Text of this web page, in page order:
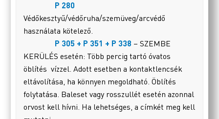
P 280
Védőkesztyű/védőruha/szemüveg/arcvédő
használata kötelező.
P 305 + P 351 + P 338 – SZEMBE
KERÜLÉS esetén: Több percig tartó óvatos
öblítés vízzel. Adott esetben a kontaktlencsék
eltávolítása, ha könnyen megoldható. Öblítés
folytatása. Baleset vagy rosszullét esetén azonnal
orvost kell hívni. Ha lehetséges, a címkét meg kell